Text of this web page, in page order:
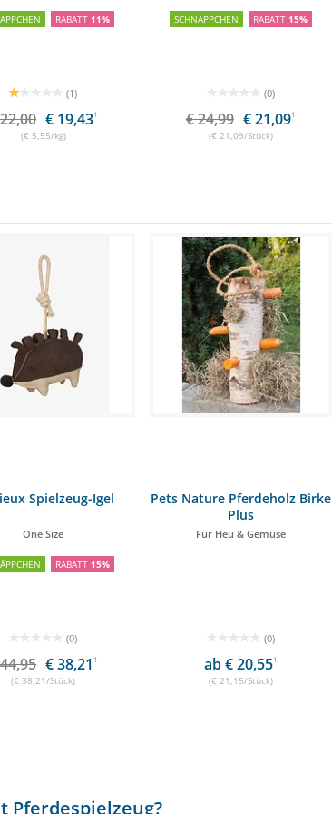
RABATT 11%
(1)
€ 19,431
(€ 5,55/kg)
SCHNÄPPCHEN RABATT 15%
(0)
€ 24,99 € 21,091
(€ 21,09/Stück)
Spielzeug-Igel
One Size
RABATT 15%
(0)
€ 38,21 1
(€ 38,21/Stück)
Pets Nature Pferdeholz Birke
Plus
Für Heu & Gemüse
(0)
ab € 20,551
(€ 21,15/Stück)
Pferdespielzeug?